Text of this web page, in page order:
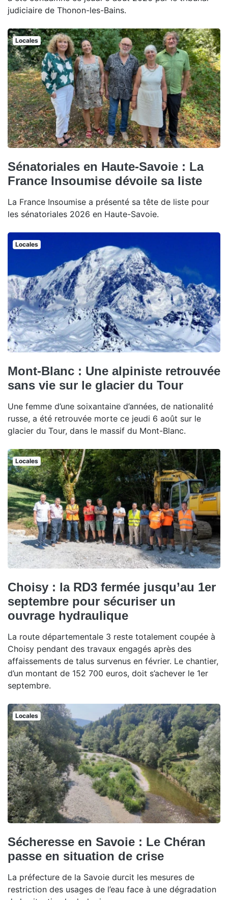
judiciaire de Thonon-les-Bains.
Locales
Sénatoriales en Haute-Savoie : La
France Insoumise dévoile sa liste
La France Insoumise a présenté sa tête de liste pour
les sénatoriales 2026 en Haute-Savoie.
Locales
Mont-Blanc : Une alpiniste retrouvée
sans vie sur le glacier du Tour
Une femme d’une soixantaine d’années, de nationalité
russe, a été retrouvée morte ce jeudi 6 août sur le
glacier du Tour, dans le massif du Mont-Blanc.
Locales
Choisy : la RD3 fermée jusqu’au 1er
septembre pour sécuriser un
ouvrage hydraulique
La route départementale 3 reste totalement coupée à
Choisy pendant des travaux engagés après des
affaissements de talus survenus en février. Le chantier,
d’un montant de 152 700 euros, doit s’achever le 1er
septembre.
Locales
Sécheresse en Savoie : Le Chéran
passe en situation de crise
La préfecture de la Savoie durcit les mesures de
restriction des usages de l’eau face à une dégradation